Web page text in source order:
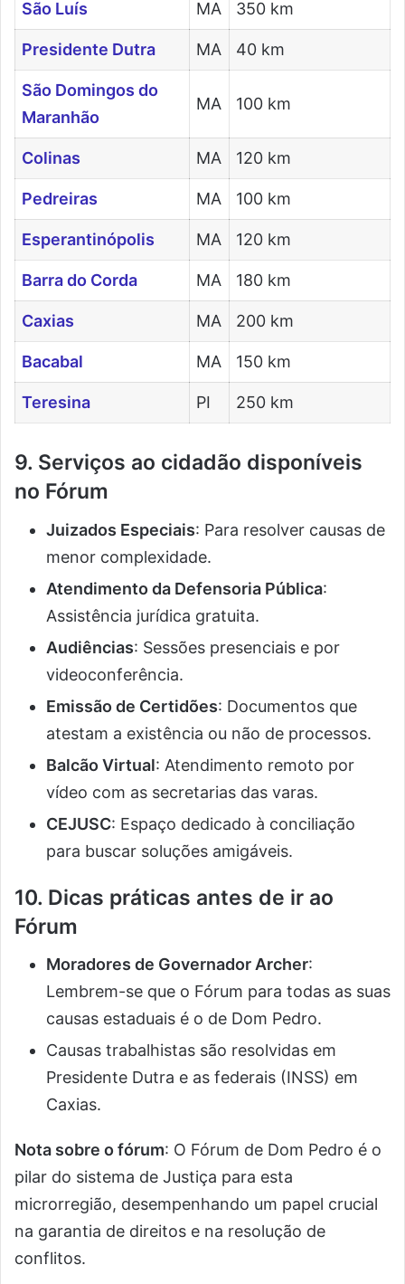
São Luís MA 350 km
Presidente Dutra MA 40 km
São Domingos do
Maranhão
MA 100 km
Colinas MA 120 km
Pedreiras MA 100 km
Esperantinópolis MA 120 km
Barra do Corda MA 180 km
Caxias MA 200 km
Bacabal MA 150 km
Teresina PI 250 km
9. Serviços ao cidadão disponíveis
no Fórum
Juizados Especiais: Para resolver causas de
menor complexidade.
Atendimento da Defensoria Pública:
Assistência jurídica gratuita.
Audiências: Sessões presenciais e por
videoconferência.
Emissão de Certidões: Documentos que
atestam a existência ou não de processos.
Balcão Virtual: Atendimento remoto por
vídeo com as secretarias das varas.
CEJUSC: Espaço dedicado à conciliação
para buscar soluções amigáveis.
10. Dicas práticas antes de ir ao
Fórum
Moradores de Governador Archer:
Lembrem-se que o Fórum para todas as suas
causas estaduais é o de Dom Pedro.
Causas trabalhistas são resolvidas em
Presidente Dutra e as federais (INSS) em
Caxias.
Nota sobre o fórum: O Fórum de Dom Pedro é o
pilar do sistema de Justiça para esta
microrregião, desempenhando um papel crucial
na garantia de direitos e na resolução de
conflitos.